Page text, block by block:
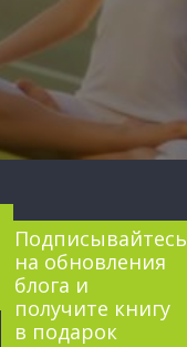
Подписывайтесь
на обновления
блога и
получите книгу
в подарок